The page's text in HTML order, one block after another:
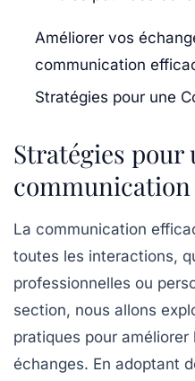
Améliorer vos
communication
Stratégies pour une
Stratégies pour
communication
La communication
toutes les interactions,
professionnelles ou
section, nous allons
pratiques pour
échanges. En adoptant